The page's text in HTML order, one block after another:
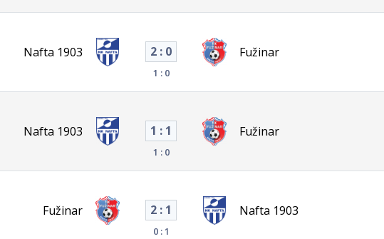
Nafta 1903 2 : 0
1 : 0
Fužinar
Nafta 1903 1 : 1
1 : 0
Fužinar
Fužinar 2 : 1
0 : 1
Nafta 1903